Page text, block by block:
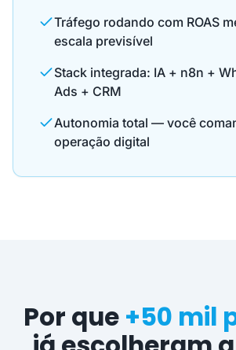
Tráfego rodando com ROAS
escala previsível
Stack integrada: IA + n8n +
Ads + CRM
Autonomia total — você
operação digital
Por que +50 mil